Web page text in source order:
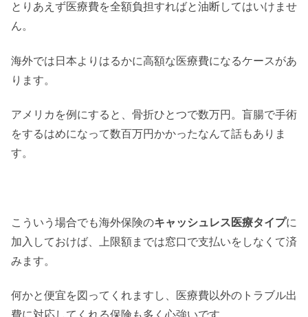
とりあえず医療費を全額負担すればと油断してはいけませ
ん。
海外では日本よりはるかに高額な医療費になるケースがあ
ります。
アメリカを例にすると、骨折ひとつで数万円。盲腸で手術
をするはめになって数百万円かかったなんて話もありま
す。
こういう場合でも海外保険のキャッシュレス医療タイプに
加入しておけば、上限額までは窓口で支払いをしなくて済
みます。
何かと便宜を図ってくれますし、医療費以外のトラブル出